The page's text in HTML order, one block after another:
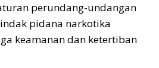
perundang-undangan
pidana narkotika
keamanan dan ketertiban